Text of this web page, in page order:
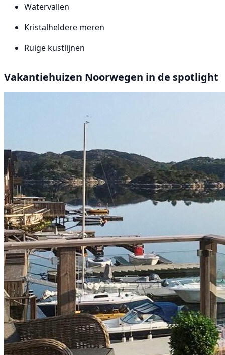
Watervallen
Kristalheldere meren
Ruige kustlijnen
Vakantiehuizen Noorwegen in de spotlight